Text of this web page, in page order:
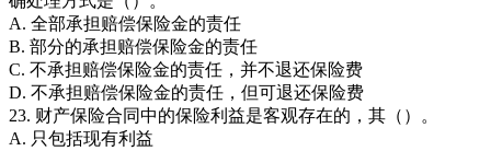
A. 全部承担赔偿保险金的责任
B. 部分的承担赔偿保险金的责任
C. 不承担赔偿保险金的责任，并不退还保险费
D. 不承担赔偿保险金的责任，但可退还保险费
23. 财产保险合同中的保险利益是客观存在的，其（）。
A. 只包括现有利益